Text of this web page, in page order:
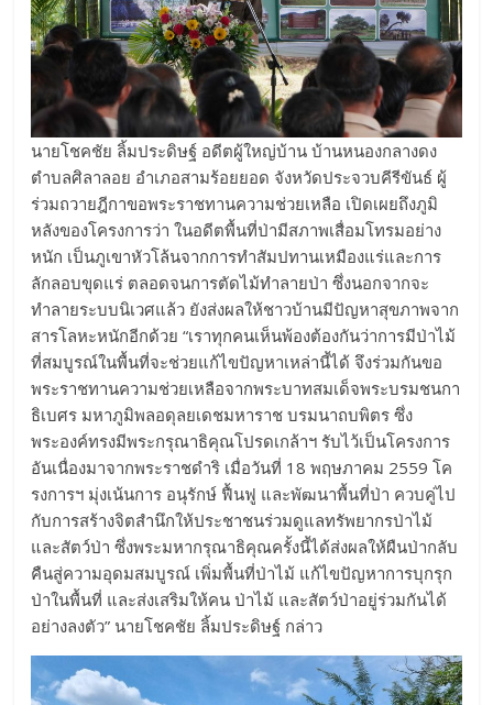
นายโชคชัย ลิ้มประดิษฐ์ อดีตผู้ใหญ่บ้าน บ้านหนองกลางดง
ตำบลศิลาลอย อำเภอสามร้อยยอด จังหวัดประจวบคีรีขันธ์ ผู้
ร่วมถวายฎีกาขอพระราชทานความช่วยเหลือ เปิดเผยถึงภูมิ
หลังของโครงการว่า ในอดีตพื้นที่ป่ามีสภาพเสื่อมโทรมอย่าง
หนัก เป็นภูเขาหัวโล้นจากการทำสัมปทานเหมืองแร่และการ
ลักลอบขุดแร่ ตลอดจนการตัดไม้ทำลายป่า ซึ่งนอกจากจะ
ทำลายระบบนิเวศแล้ว ยังส่งผลให้ชาวบ้านมีปัญหาสุขภาพจาก
สารโลหะหนักอีกด้วย “เราทุกคนเห็นพ้องต้องกันว่าการมีป่าไม้
ที่สมบูรณ์ในพื้นที่จะช่วยแก้ไขปัญหาเหล่านี้ได้ จึงร่วมกันขอ
พระราชทานความช่วยเหลือจากพระบาทสมเด็จพระบรมชนกา
ธิเบศร มหาภูมิพลอดุลยเดชมหาราช บรมนาถบพิตร ซึ่ง
พระองค์ทรงมีพระกรุณาธิคุณโปรดเกล้าฯ รับไว้เป็นโครงการ
อันเนื่องมาจากพระราชดำริ เมื่อวันที่ 18 พฤษภาคม 2559 โค
รงการฯ มุ่งเน้นการ อนุรักษ์ ฟื้นฟู และพัฒนาพื้นที่ป่า ควบคู่ไป
กับการสร้างจิตสำนึกให้ประชาชนร่วมดูแลทรัพยากรป่าไม้
และสัตว์ป่า ซึ่งพระมหากรุณาธิคุณครั้งนี้ได้ส่งผลให้ผืนป่ากลับ
คืนสู่ความอุดมสมบูรณ์ เพิ่มพื้นที่ป่าไม้ แก้ไขปัญหาการบุกรุก
ป่าในพื้นที่ และส่งเสริมให้คน ป่าไม้ และสัตว์ป่าอยู่ร่วมกันได้
อย่างลงตัว” นายโชคชัย ลิ้มประดิษฐ์ กล่าว